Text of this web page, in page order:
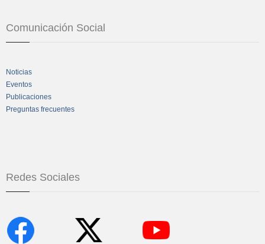
Comunicación Social
Noticias
Eventos
Publicaciones
Preguntas frecuentes
Redes Sociales